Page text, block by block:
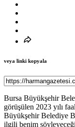
veya linki kopyala
Bursa Büyükşehir
görüşülen 2023 yılı
Büyükşehir Belediye
ilgili benim